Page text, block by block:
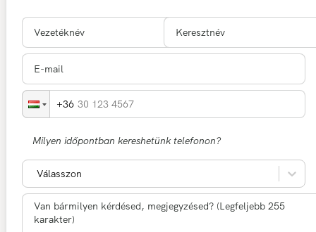
30 123 4567
Milyen időpontban kereshetünk telefonon?
Válasszon